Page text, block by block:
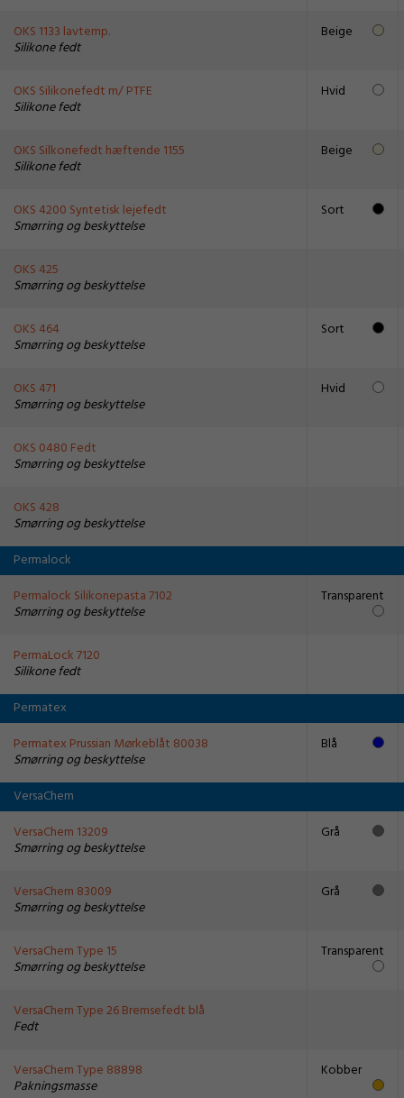
OKS 1133 lavtemp.
Silikone fedt
Beige
OKS Silikonefedt m/ PTFE
Silikone fedt
Hvid
OKS Silkonefedt hæftende 1155
Silikone fedt
Beige
OKS 4200 Syntetisk lejefedt
Smørring og beskyttelse
Sort
OKS 425
Smørring og beskyttelse
OKS 464
Smørring og beskyttelse
Sort
OKS 471
Smørring og beskyttelse
Hvid
OKS 0480 Fedt
Smørring og beskyttelse
OKS 428
Smørring og beskyttelse
Permalock
Permalock Silikonepasta 7102
Smørring og beskyttelse
Transparent
PermaLock 7120
Silikone fedt
Permatex
Permatex Prussian Mørkeblåt 80038
Smørring og beskyttelse
Blå
VersaChem
VersaChem 13209
Smørring og beskyttelse
Grå
VersaChem 83009
Smørring og beskyttelse
Grå
VersaChem Type 15
Smørring og beskyttelse
Transparent
VersaChem Type 26 Bremsefedt blå
Fedt
VersaChem Type 88898
Pakningsmasse
Kobber